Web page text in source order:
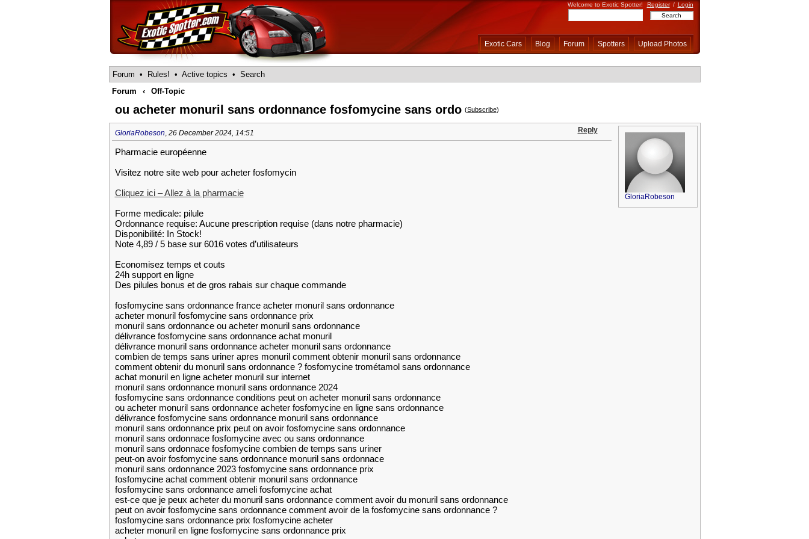
Welcome to Exotic Spotter! Register / Login
Exotic Cars Blog Forum Spotters Upload Photos
Forum • Rules! • Active topics • Search
Forum
‹ Off-Topic
ou acheter monuril sans ordonnance fosfomycine sans ordo (Subscribe)
GloriaRobeson, 26 December 2024, 14:51 Reply
Pharmacie européenne
Visitez notre site web pour acheter fosfomycin
Cliquez ici – Allez à la pharmacie
Forme medicale: pilule
Ordonnance requise: Aucune prescription requise (dans notre pharmacie)
Disponibilité: In Stock!
Note 4,89 / 5 base sur 6016 votes d’utilisateurs
Economisez temps et couts
24h support en ligne
Des pilules bonus et de gros rabais sur chaque commande
fosfomycine sans ordonnance france acheter monuril sans ordonnance
acheter monuril fosfomycine sans ordonnance prix
monuril sans ordonnance ou acheter monuril sans ordonnance
délivrance fosfomycine sans ordonnance achat monuril
délivrance monuril sans ordonnance acheter monuril sans ordonnance
combien de temps sans uriner apres monuril comment obtenir monuril sans ordonnance
comment obtenir du monuril sans ordonnance ? fosfomycine trométamol sans ordonnance
achat monuril en ligne acheter monuril sur internet
monuril sans ordonnance monuril sans ordonnance 2024
fosfomycine sans ordonnance conditions peut on acheter monuril sans ordonnance
ou acheter monuril sans ordonnance acheter fosfomycine en ligne sans ordonnance
délivrance fosfomycine sans ordonnance monuril sans ordonnance
monuril sans ordonnance prix peut on avoir fosfomycine sans ordonnance
monuril sans ordonnace fosfomycine avec ou sans ordonnance
monuril sans ordonnace fosfomycine combien de temps sans uriner
peut-on avoir fosfomycine sans ordonnance monuril sans ordonnace
monuril sans ordonnance 2023 fosfomycine sans ordonnance prix
fosfomycine achat comment obtenir monuril sans ordonnance
fosfomycine sans ordonnance ameli fosfomycine achat
est-ce que je peux acheter du monuril sans ordonnance comment avoir du monuril sans ordonnance
peut on avoir fosfomycine sans ordonnance comment avoir de la fosfomycine sans ordonnance ?
fosfomycine sans ordonnance prix fosfomycine acheter
acheter monuril en ligne fosfomycine sans ordonnance prix
GloriaRobeson